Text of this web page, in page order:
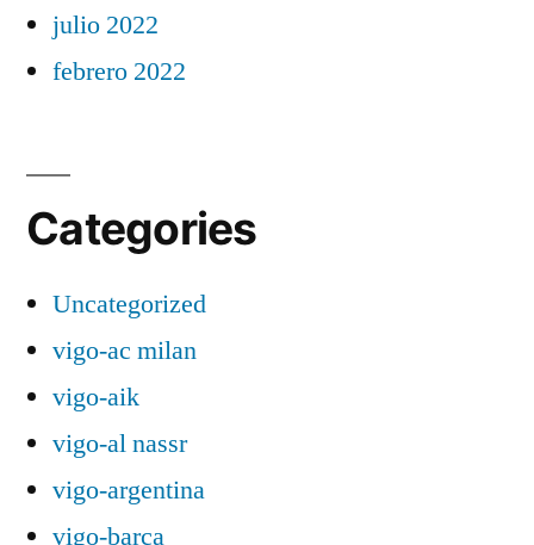
julio 2022
febrero 2022
Categories
Uncategorized
vigo-ac milan
vigo-aik
vigo-al nassr
vigo-argentina
vigo-barça